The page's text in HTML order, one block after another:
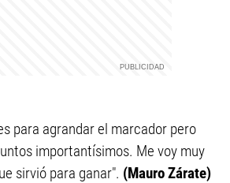
para agrandar el marcador pero
importantísimos. Me voy muy
sirvió para ganar". (Mauro Zárate)